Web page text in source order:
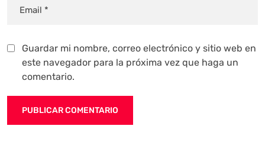
Guardar mi nombre, correo electrónico y sitio web en
este navegador para la próxima vez que haga un
comentario.